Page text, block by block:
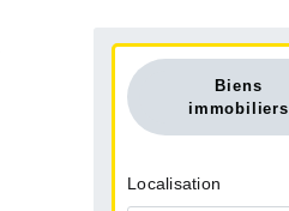
Biens
immobiliers
Localisation